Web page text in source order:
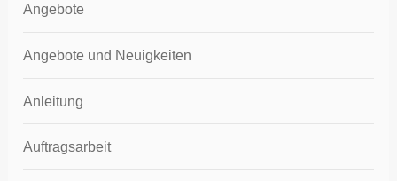
Angebote
Angebote und Neuigkeiten
Anleitung
Auftragsarbeit